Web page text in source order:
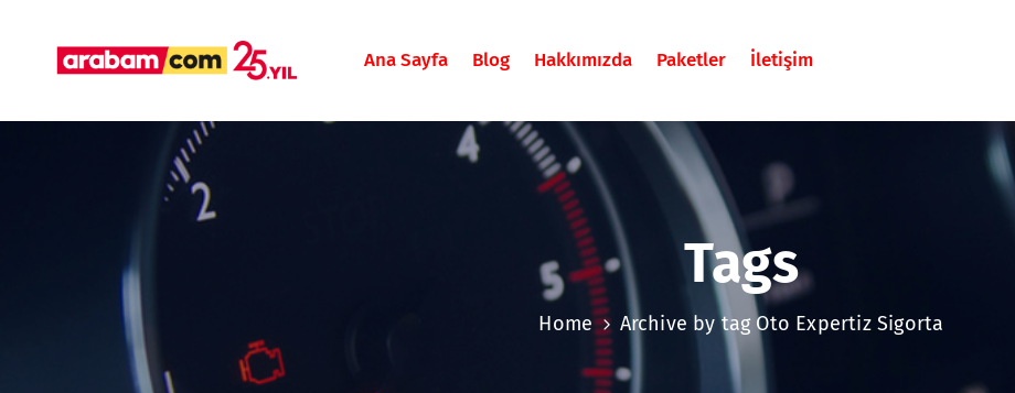
Ana Sayfa Blog Hakkımızda Paketler İletişim
Tags
Home Archive by tag Oto Expertiz Sigorta